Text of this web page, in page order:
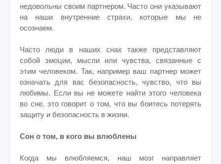
недовольны своим партнером. Часто они указывают
на наши внутренние страхи, которые мы не
осознаем.
Часто люди в наших снах также представляют
собой эмоции, мысли или чувства, связанные с
этим человеком. Так, например ваш партнер может
означать для вас безопасность, чувство, что вы
любимы. Если вы не можете найти этого человека
во сне, это говорит о том, что вы боитесь потерять
защиту и безопасность в жизни.
Сон о том, в кого вы влюблены
Когда мы влюбляемся, наш мозг направляет